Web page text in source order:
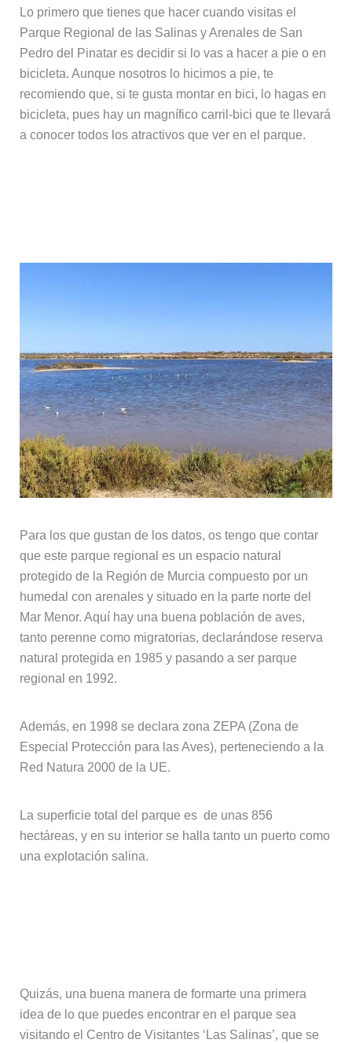
Lo primero que tienes que hacer cuando visitas el
Parque Regional de las Salinas y Arenales de San
Pedro del Pinatar es decidir si lo vas a hacer a pie o en
bicicleta. Aunque nosotros lo hicimos a pie, te
recomiendo que, si te gusta montar en bici, lo hagas en
bicicleta, pues hay un magnífico carril-bici que te llevará
a conocer todos los atractivos que ver en el parque.
Para los que gustan de los datos, os tengo que contar
que este parque regional es un espacio natural
protegido de la Región de Murcia compuesto por un
humedal con arenales y situado en la parte norte del
Mar Menor. Aquí hay una buena población de aves,
tanto perenne como migratorias, declarándose reserva
natural protegida en 1985 y pasando a ser parque
regional en 1992.
Además, en 1998 se declara zona ZEPA (Zona de
Especial Protección para las Aves), perteneciendo a la
Red Natura 2000 de la UE.
La superficie total del parque es de unas 856
hectáreas, y en su interior se halla tanto un puerto como
una explotación salina.
Quizás, una buena manera de formarte una primera
idea de lo que puedes encontrar en el parque sea
visitando el Centro de Visitantes ‘Las Salinas’, que se